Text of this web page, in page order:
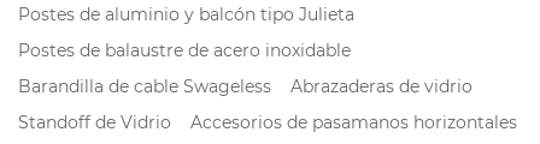
Postes de aluminio y balcón tipo Julieta
Postes de balaustre de acero inoxidable
Barandilla de cable Swageless
Abrazaderas de vidrio
Standoff de Vidrio
Accesorios de pasamanos horizontales